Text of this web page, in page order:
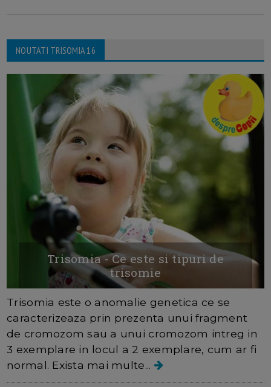
NOUTATI TRISOMIA 16
Trisomia - Ce este si tipuri de
trisomie
Trisomia este o anomalie genetica ce se
caracterizeaza prin prezenta unui fragment
de cromozom sau a unui cromozom intreg in
3 exemplare in locul a 2 exemplare, cum ar fi
normal. Exista mai multe...